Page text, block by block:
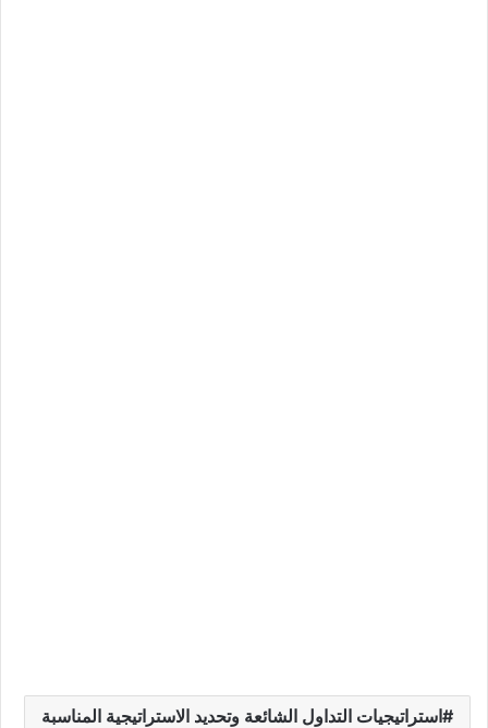
استراتيجيات التداول الشائعة وتحديد الاستراتيجية المناسبة